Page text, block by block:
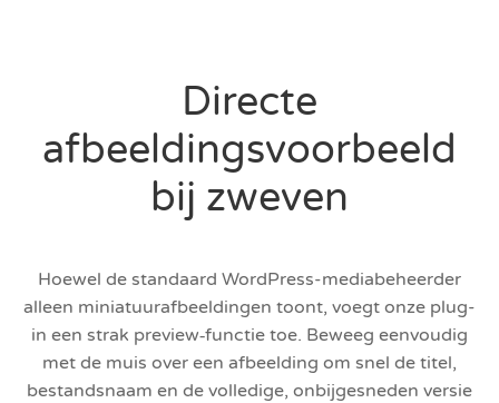
Directe
afbeeldingsvoorbeeld
bij zweven
Hoewel de standaard WordPress-mediabeheerder
alleen miniatuurafbeeldingen toont, voegt onze plug-
in een strak preview‑functie toe. Beweeg eenvoudig
met de muis over een afbeelding om snel de titel,
bestandsnaam en de volledige, onbijgesneden versie